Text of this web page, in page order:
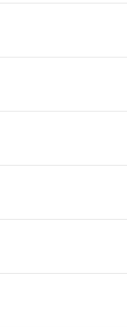
de valores
Antecipa BV